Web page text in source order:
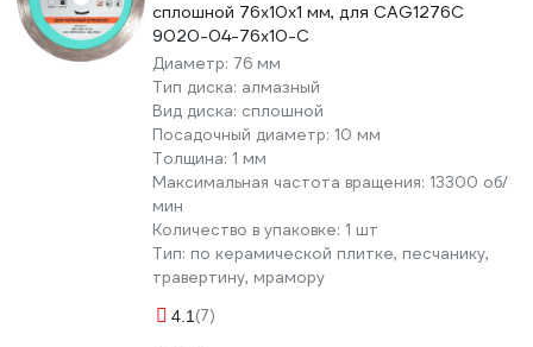
сплошной 76x10x1 мм, для CAG1276C
9020-04-76x10-C
Диаметр: 76 мм
Тип диска: алмазный
Вид диска: сплошной
Посадочный диаметр: 10 мм
Толщина: 1 мм
Максимальная частота вращения: 13300 об/
мин
Количество в упаковке: 1 шт
Тип: по керамической плитке, песчанику,
травертину, мрамору
4.1 (7)